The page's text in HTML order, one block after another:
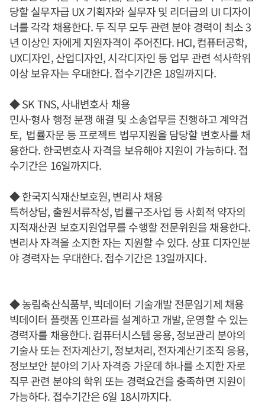
당할 실무자급 UX 기획자와 실무자 및 리더급의 UI 디자이
너를 각각 채용한다. 두 직무 모두 관련 분야 경력이 최소 3
년 이상인 자에게 지원자격이 주어진다. HCI, 컴퓨터공학,
UX디자인, 산업디자인, 시각디자인 등 업무 관련 석사학위
이상 보유자는 우대한다. 접수기간은 18일까지다.
◆ SK TNS, 사내변호사 채용
민사·형사 행정 분쟁 해결 및 소송업무를 진행하고 계약검
토, 법률자문 등 프로젝트 법무지원을 담당할 변호사를 채
용한다. 한국변호사 자격을 보유해야 지원이 가능하다. 접
수기간은 16일까지다.
◆ 한국지식재산보호원, 변리사 채용
특허상담, 출원서류작성, 법률구조사업 등 사회적 약자의
지적재산권 보호지원업무를 수행할 전문위원을 채용한다.
변리사 자격을 소지한 자는 지원할 수 있다. 상표 디자인분
야 경력자는 우대한다. 접수기간은 13일까지다.
◆ 농림축산식품부, 빅데이터 기술개발 전문임기제 채용
빅데이터 플랫폼 인프라를 설계하고 개발, 운영할 수 있는
경력자를 채용한다. 컴퓨터시스템 응용, 정보관리 분야의
기술사 또는 전자계산기, 정보처리, 전자계산기조직 응용,
정보보안 분야의 기사 자격증 가운데 하나를 소지한 자로
직무 관련 분야의 학위 또는 경력요건을 충족하면 지원이
가능하다. 접수기간은 6일 18시까지다.